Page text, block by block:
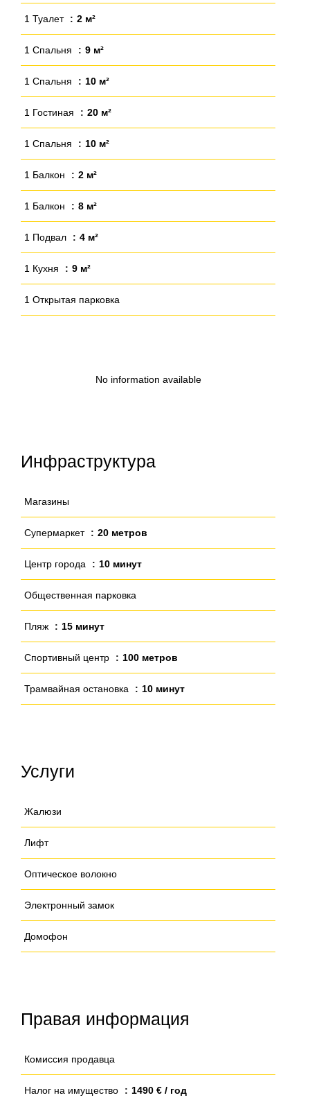
1 Туалет 2 м²
1 Спальня 9 м²
1 Спальня 10 м²
1 Гостиная 20 м²
1 Спальня 10 м²
1 Балкон 2 м²
1 Балкон 8 м²
1 Подвал 4 м²
1 Кухня 9 м²
1 Открытая парковка
No information available
Инфраструктура
Магазины
Супермаркет 20 метров
Центр города 10 минут
Общественная парковка
Пляж 15 минут
Спортивный центр 100 метров
Трамвайная остановка 10 минут
Услуги
Жалюзи
Лифт
Оптическое волокно
Электронный замок
Домофон
Правая информация
Комиссия продавца
Налог на имущество 1490 € / год